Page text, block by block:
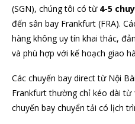
(SGN), chúng tôi có từ 4-5
đến sân bay Frankfurt (FRA).
hàng không uy tín khai thác,
và phù hợp với kế hoạch giao
Các chuyến bay direct từ Nội
Frankfurt thường chỉ kéo dài từ
chuyến bay chuyển tải có lịch